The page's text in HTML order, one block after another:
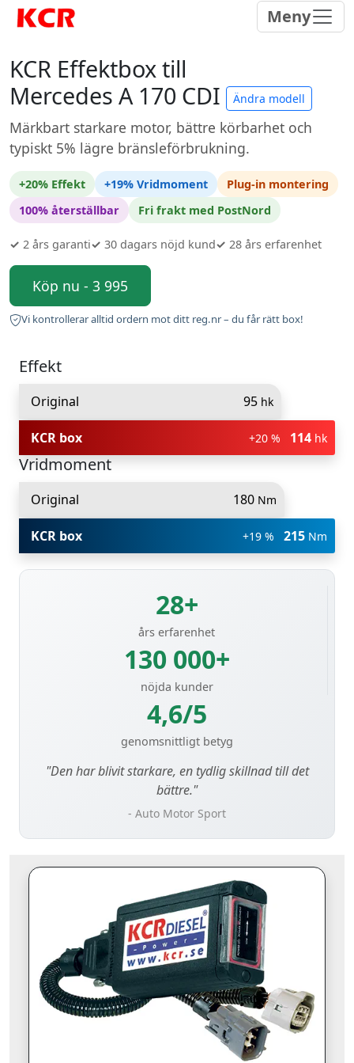
Meny
KCR Effektbox till
Mercedes A 170 CDI
Ändra modell
Märkbart starkare motor, bättre körbarhet och
typiskt 5% lägre bränsleförbrukning.
+20% Effekt +19% Vridmoment
Plug-in montering
100% återställbar
Fri frakt med PostNord
✓ 2 års garanti✓ 30 dagars nöjd kund✓ 28 års erfarenhet
Köp nu - 3 995
Vi kontrollerar alltid ordern mot ditt reg.nr – du får rätt box!
Effekt
Original 95 hk
KCR box +20 % 114 hk
Vridmoment
Original 180 Nm
KCR box +19 % 215 Nm
28+
års erfarenhet
130 000+
nöjda kunder
4,6/5
genomsnittligt betyg
"Den har blivit starkare, en tydlig skillnad till det
bättre."
- Auto Motor Sport